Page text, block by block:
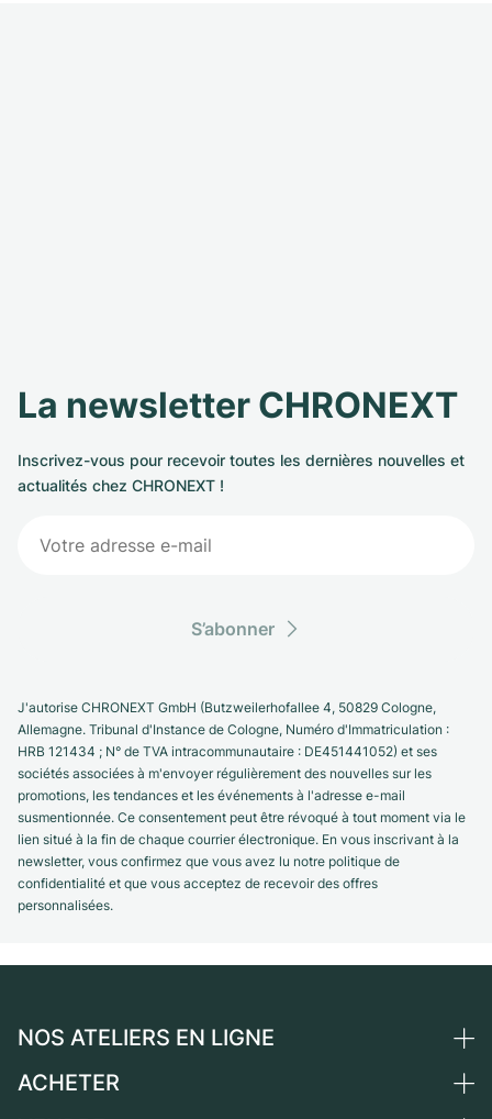
La newsletter CHRONEXT
Inscrivez-vous pour recevoir toutes les dernières nouvelles et
actualités chez CHRONEXT !
S’abonner
J'autorise CHRONEXT GmbH (Butzweilerhofallee 4, 50829 Cologne,
Allemagne. Tribunal d'Instance de Cologne, Numéro d'Immatriculation :
HRB 121434 ; N° de TVA intracommunautaire : DE451441052) et ses
sociétés associées à m'envoyer régulièrement des nouvelles sur les
promotions, les tendances et les événements à l'adresse e-mail
susmentionnée. Ce consentement peut être révoqué à tout moment via le
lien situé à la fin de chaque courrier électronique. En vous inscrivant à la
newsletter, vous confirmez que vous avez lu notre politique de
confidentialité et que vous acceptez de recevoir des offres
personnalisées.
NOS ATELIERS EN LIGNE
Allemagne
ACHETER